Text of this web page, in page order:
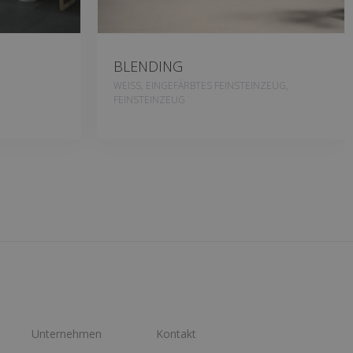
BLENDING
WEISS, EINGEFÄRBTES FEINSTEINZEUG,
FEINSTEINZEUG
Unternehmen Kontakt